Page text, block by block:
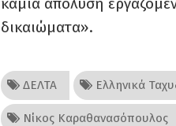
δικαιώματα».
ΔΕΛΤΑ Ελληνικά
Νίκος Καραθανασόπουλος